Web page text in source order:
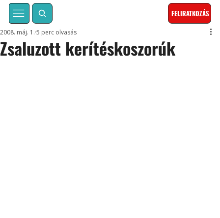
FELIRATKOZÁS
Zsaluzott kerítéskoszorúk
2008. máj. 1. 5 perc olvasás